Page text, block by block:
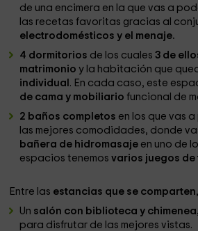
de una encimera en la que vas a
las recetas favoritas gracias al
electrodomésticos y el menaje.
4 dormitorios de los cuales3 de
matrimonioy la habitación que
individual . En cada caso, este
de cama y mobiliario funcional de
2 baños completos en los que vas
las mejores comodidades, donde
bañera de hidromasaje en uno de
espacios tenemos varios juegos de
Entre las estancias que se comparten
Un salón con biblioteca y chimenea,
para disfrutar de las mejores vistas.